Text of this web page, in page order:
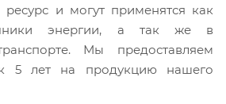
и могут применятся как
энергии, а так же в
Мы предоставляем
5 лет на продукцию нашего